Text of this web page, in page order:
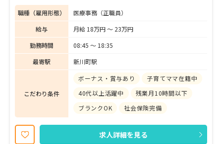
職種（雇用形態）
医療事務（正職員）
給与
月給 18万円 〜 23万円
勤務時間
08:45 〜 18:35
最寄駅
新川町駅
こだわり条件
ボーナス・賞与あり
子育てママ在籍中
40代以上活躍中
残業月10時間以下
ブランクOK
社会保険完備
求人詳細を見る